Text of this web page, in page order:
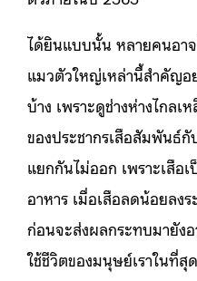
ได้ยินแบบนั้น หลายคนอาจ
แมวตัวใหญ่เหล่านี้สำคัญอ
บ้าง เพราะดูช่างห่างไกลเ
ของประชากรเสือสัมพันธ์
แยกกันไม่ออก เพราะเสือ
อาหาร เมื่อเสือลดน้อยลง
ก่อนจะส่งผลกระทบมายัง
ใช้ชีวิตของมนุษย์เราในที่สุด